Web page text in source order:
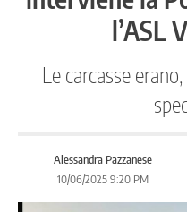
l’ASL
Le carcasse
Alessandra Pazzanese
10/06/2025 9:20 PM